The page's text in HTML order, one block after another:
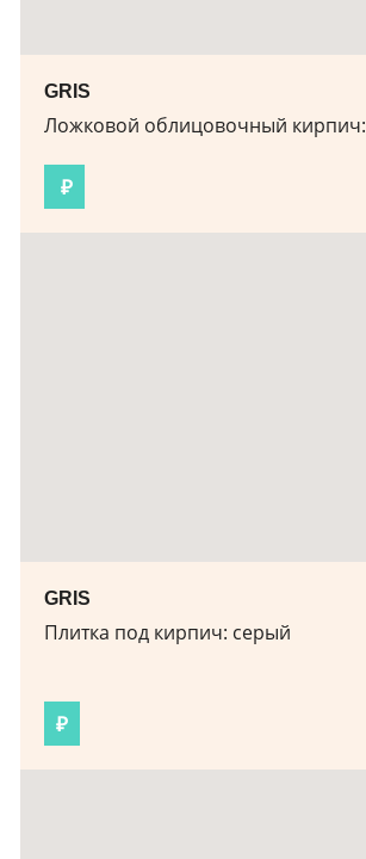
GRIS
Ложковой облицовочный кирпич:
₽
GRIS
Плитка под кирпич: серый
₽